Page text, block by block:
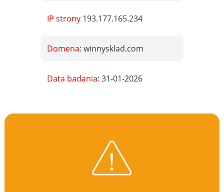
IP strony 193.177.165.234
Domena:winnysklad.com
Data badania:31-01-2026